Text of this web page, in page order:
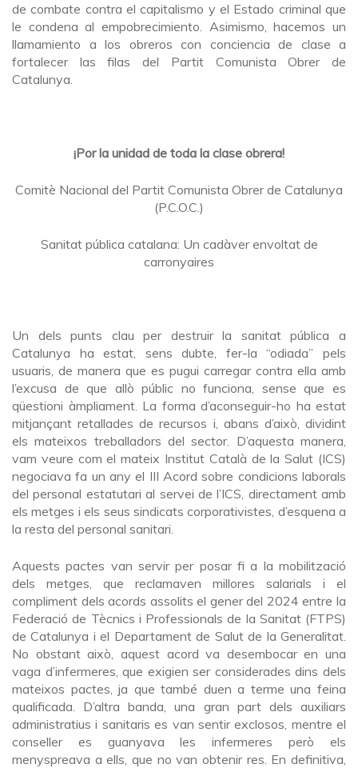
de combate contra el capitalismo y el Estado criminal que
le condena al empobrecimiento. Asimismo, hacemos un
llamamiento a los obreros con conciencia de clase a
fortalecer las filas del Partit Comunista Obrer de
Catalunya.
¡Por la unidad de toda la clase obrera!
Comitè Nacional del Partit Comunista Obrer de Catalunya
(P.C.O.C.)
Sanitat pública catalana: Un cadàver envoltat de
carronyaires
Un dels punts clau per destruir la sanitat pública a
Catalunya ha estat, sens dubte, fer-la “odiada” pels
usuaris, de manera que es pugui carregar contra ella amb
l’excusa de que allò públic no funciona, sense que es
qüestioni àmpliament. La forma d’aconseguir-ho ha estat
mitjançant retallades de recursos i, abans d’això, dividint
els mateixos treballadors del sector. D’aquesta manera,
vam veure com el mateix Institut Català de la Salut (ICS)
negociava fa un any el III Acord sobre condicions laborals
del personal estatutari al servei de l’ICS, directament amb
els metges i els seus sindicats corporativistes, d’esquena a
la resta del personal sanitari.
Aquests pactes van servir per posar fi a la mobilització
dels metges, que reclamaven millores salarials i el
compliment dels acords assolits el gener del 2024 entre la
Federació de Tècnics i Professionals de la Sanitat (FTPS)
de Catalunya i el Departament de Salut de la Generalitat.
No obstant això, aquest acord va desembocar en una
vaga d’infermeres, que exigien ser considerades dins dels
mateixos pactes, ja que també duen a terme una feina
qualificada. D’altra banda, una gran part dels auxiliars
administratius i sanitaris es van sentir exclosos, mentre el
conseller es guanyava les infermeres però els
menyspreava a ells, que no van obtenir res. En definitiva,